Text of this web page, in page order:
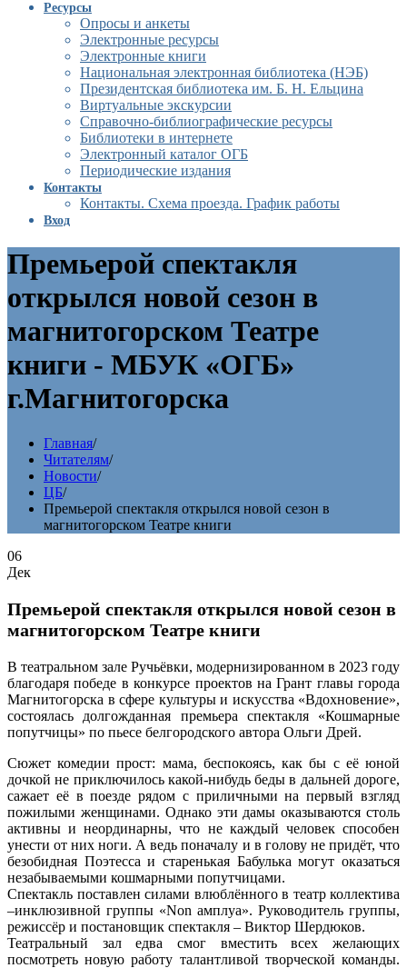
Ресурсы
Опросы и анкеты
Электронные ресурсы
Электронные книги
Национальная электронная библиотека (НЭБ)
Президентская библиотека им. Б. Н. Ельцина
Виртуальные экскурсии
Справочно-библиографические ресурсы
Библиотеки в интернете
Электронный каталог ОГБ
Периодические издания
Контакты
Контакты. Схема проезда. График работы
Вход
Премьерой спектакля
открылся новой сезон в
магнитогорском Театре
книги - МБУК «ОГБ»
г.Магнитогорска
Главная/
Читателям/
Новости/
ЦБ/
Премьерой спектакля открылся новой сезон в
магнитогорском Театре книги
06
Дек
Премьерой спектакля открылся новой сезон в
магнитогорском Театре книги
В театральном зале Ручьёвки, модернизированном в 2023 году
благодаря победе в конкурсе проектов на Грант главы города
Магнитогорска в сфере культуры и искусства «Вдохновение»,
состоялась долгожданная премьера спектакля «Кошмарные
попутчицы» по пьесе белгородского автора Ольги Дрей.
Сюжет комедии прост: мама, беспокоясь, как бы с её юной
дочкой не приключилось какой-нибудь беды в дальней дороге,
сажает её в поезде рядом с приличными на первый взгляд
пожилыми женщинами. Однако эти дамы оказываются столь
активны и неординарны, что не каждый человек способен
унести от них ноги. А ведь поначалу и в голову не придёт, что
безобидная Поэтесса и старенькая Бабулька могут оказаться
незабываемыми кошмарными попутчицами.
Спектакль поставлен силами влюблённого в театр коллектива
–инклюзивной группы «Non амплуа». Руководитель группы,
режиссёр и постановщик спектакля – Виктор Шердюков.
Театральный зал едва смог вместить всех желающих
посмотреть новую работу талантливой творческой команды.